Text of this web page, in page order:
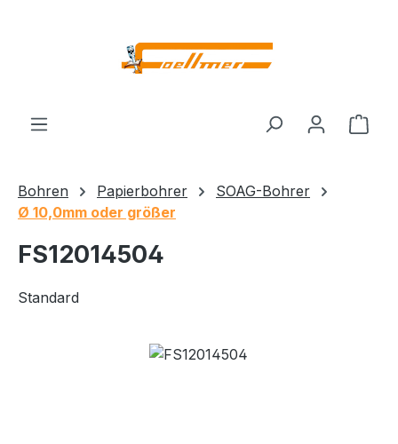
Bohren Papierbohrer
SOAG-Bohrer
Ø 10,0mm oder größer
FS12014504
Standard
Bildergalerie überspringen